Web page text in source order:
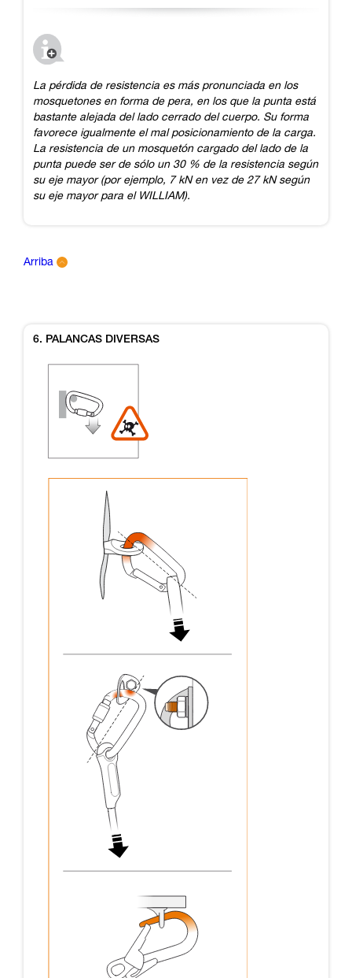
La pérdida de resistencia es más pronunciada en los
mosquetones en forma de pera, en los que la punta está
bastante alejada del lado cerrado del cuerpo. Su forma
favorece igualmente el mal posicionamiento de la carga.
La resistencia de un mosquetón cargado del lado de la
punta puede ser de sólo un 30 % de la resistencia según
su eje mayor (por ejemplo, 7 kN en vez de 27 kN según
su eje mayor para el WILLIAM).
Arriba
6. PALANCAS DIVERSAS